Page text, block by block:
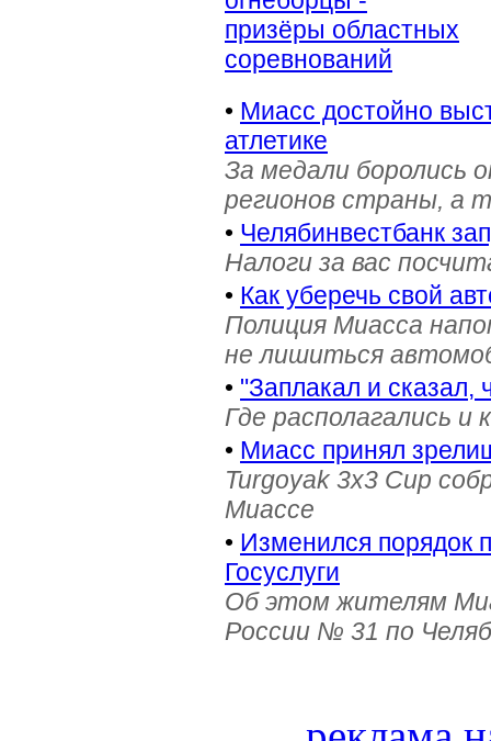
призёры областных
соревнований
• Миасс достойно
атлетике
За медали боролись
регионов страны, а
• Челябинвестбанк
Налоги за вас
• Как уберечь свой
Полиция Миасса
не лишиться
• "Заплакал и сказал,
Где располагались и
• Миасс принял
Turgoyak 3x3 Cup
Миассе
• Изменился порядок
Госуслуги
Об этом жителям
России № 31 по